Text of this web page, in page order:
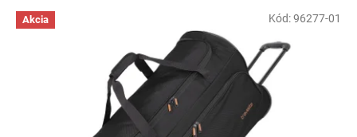
V Akcia Kód:96277-01